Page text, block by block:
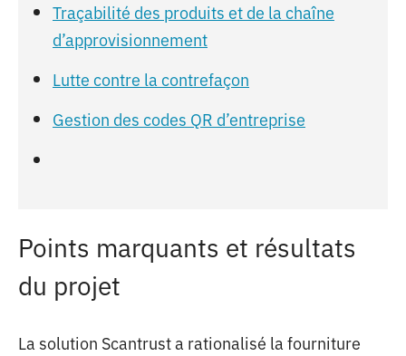
Traçabilité des produits et de la chaîne
d’approvisionnement
Lutte contre la contrefaçon
Gestion des codes QR d’entreprise
Points marquants et résultats
du projet
La solution Scantrust a rationalisé la fourniture